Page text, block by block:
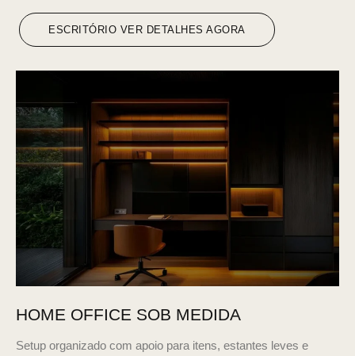
ESCRITÓRIO VER DETALHES AGORA
HOME OFFICE SOB MEDIDA
Setup organizado com apoio para itens, estantes leves e